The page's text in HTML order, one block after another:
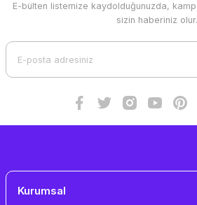
Ürün resmi kalitesiz, bozuk veya
E-bülten listemize kaydolduğunuzda,
sizin haberiniz olur.
Kurumsal